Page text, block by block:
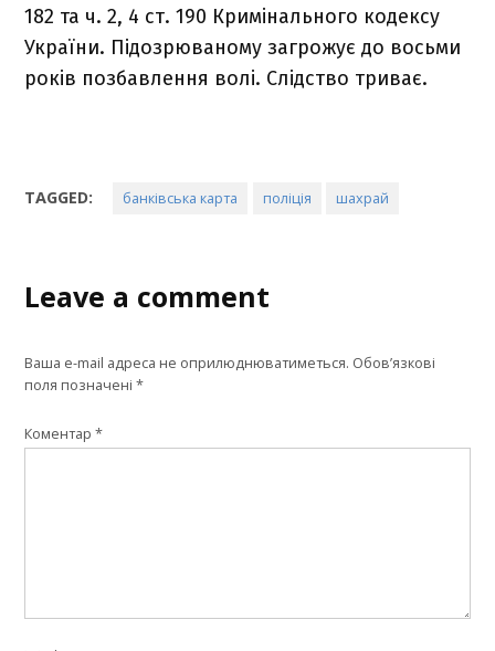
182 та ч. 2, 4 ст. 190 Кримінального кодексу
України. Підозрюваному загрожує до восьми
років позбавлення волі. Слідство триває.
TAGGED: банківська карта поліція шахрай
Leave a comment
Ваша e-mail адреса не оприлюднюватиметься. Обов’язкові
поля позначені*
Коментар*